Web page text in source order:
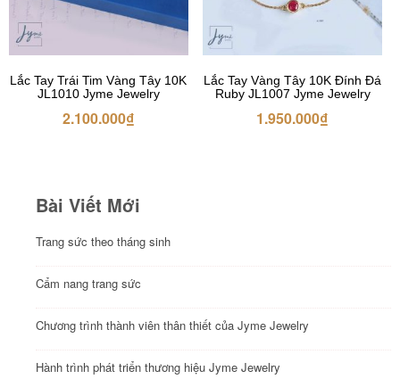
Lắc Tay Trái Tim Vàng Tây 10K
JL1010 Jyme Jewelry
2.100.000₫
Lắc Tay Vàng Tây 10K Đính Đá
Ruby JL1007 Jyme Jewelry
1.950.000₫
Bài Viết Mới
Trang sức theo tháng sinh
Cẩm nang trang sức
Chương trình thành viên thân thiết của Jyme Jewelry
Hành trình phát triển thương hiệu Jyme Jewelry